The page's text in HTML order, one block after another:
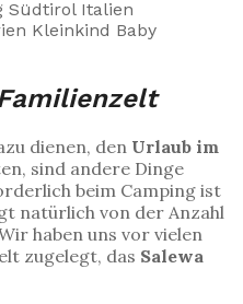
dienen, den Urlaub im
sind andere Dinge
beim Camping ist
natürlich von der Anzahl
haben uns vor vielen
zugelegt, das Salewa